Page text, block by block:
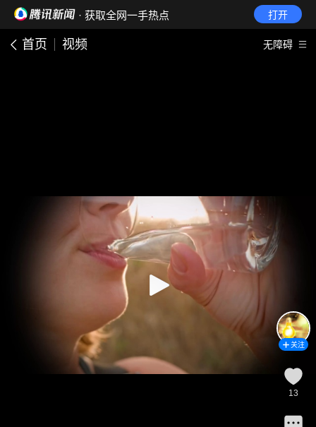
· 获取全网一手热点 打开
首页 视频 无障碍
关注
13